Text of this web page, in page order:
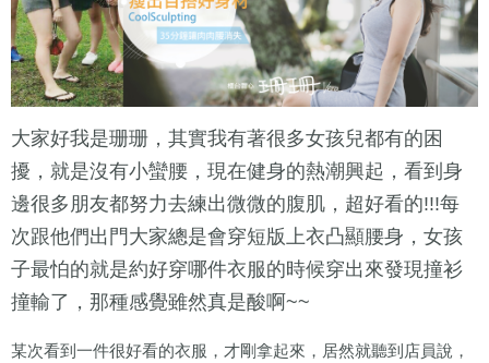
大家好我是珊珊，其實我有著很多女孩兒都有的困
擾，就是沒有小蠻腰，現在健身的熱潮興起，看到身
邊很多朋友都努力去練出微微的腹肌，超好看的!!!每
次跟他們出門大家總是會穿短版上衣凸顯腰身，女孩
子最怕的就是約好穿哪件衣服的時候穿出來發現撞衫
撞輸了，那種感覺雖然真是酸啊~~
某次看到一件很好看的衣服，才剛拿起來，居然就聽到店員說，